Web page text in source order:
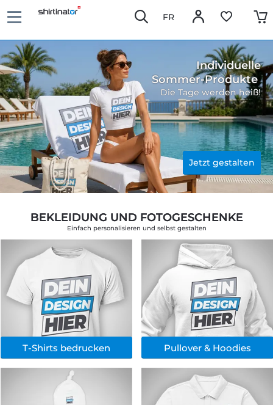
FR
Individuelle
Sommer-Produkte
Die Tage werden heiß!
Jetzt gestalten
BEKLEIDUNG UND FOTOGESCHENKE
Einfach personalisieren und selbst gestalten
T-Shirts bedrucken Pullover & Hoodies